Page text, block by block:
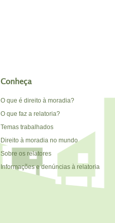
Conheça
O que é direito à moradia?
O que faz a relatoria?
Temas trabalhados
Direito à moradia no mundo
Sobre os relatores
Informações e denúncias à relatoria